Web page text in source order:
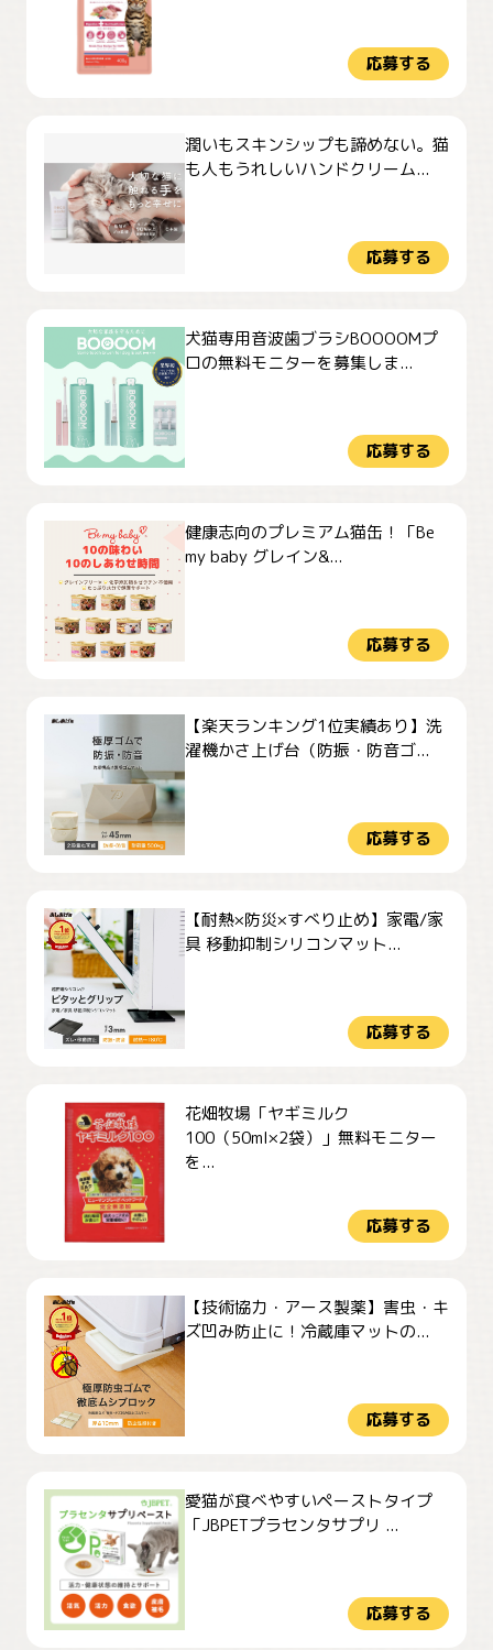
応募する
潤いもスキンシップも諦めない。猫
も人もうれしいハンドクリーム...
応募する
犬猫専用音波歯ブラシBOOOOMプ
ロの無料モニターを募集しま...
応募する
健康志向のプレミアム猫缶！「Be
my baby グレイン&...
応募する
【楽天ランキング1位実績あり】洗
濯機かさ上げ台（防振・防音ゴ...
応募する
【耐熱×防災×すべり止め】家電/家
具 移動抑制シリコンマット...
応募する
花畑牧場「ヤギミルク
100（50ml×2袋）」無料モニター
を...
応募する
【技術協力・アース製薬】害虫・キ
ズ凹み防止に！冷蔵庫マットの...
応募する
愛猫が食べやすいペーストタイプ
「JBPETプラセンタサプリ ...
応募する